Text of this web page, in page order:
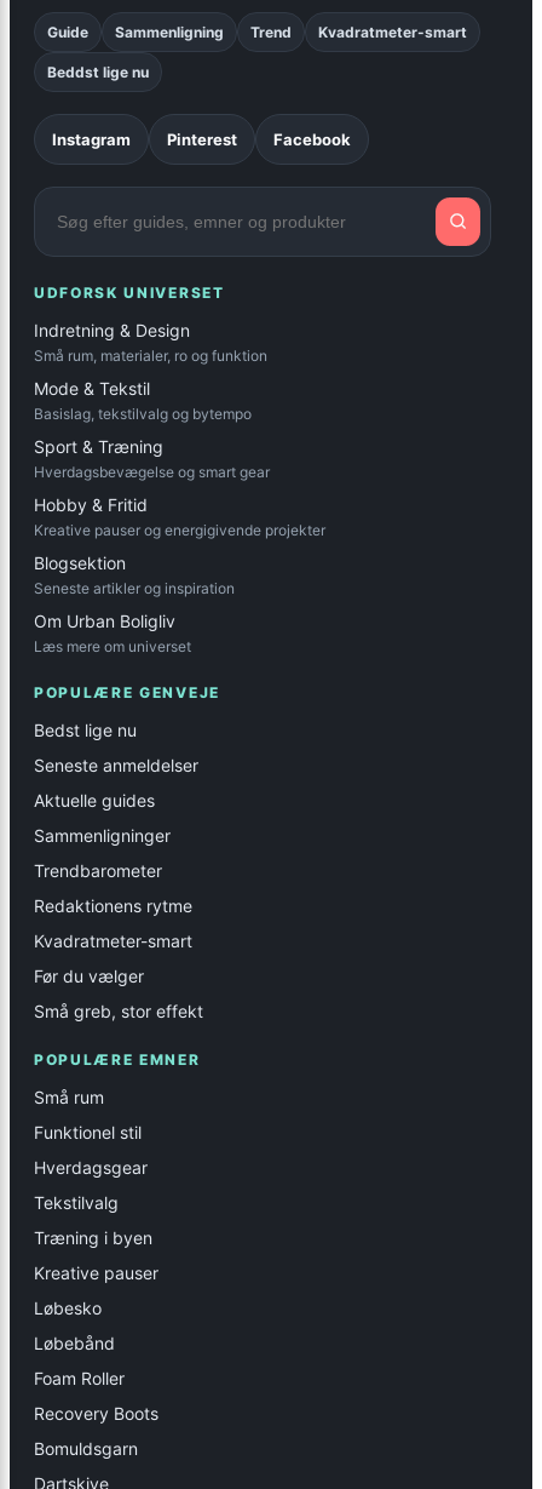
Guide Sammenligning Trend Kvadratmeter-smart
Beddst lige nu
Instagram Pinterest Facebook
UDFORSK UNIVERSET
Indretning & Design
Små rum, materialer, ro og funktion
Mode & Tekstil
Basislag, tekstilvalg og bytempo
Sport & Træning
Hverdagsbevægelse og smart gear
Hobby & Fritid
Kreative pauser og energigivende projekter
Blogsektion
Seneste artikler og inspiration
Om Urban Boligliv
Læs mere om universet
POPULÆRE GENVEJE
Bedst lige nu
Seneste anmeldelser
Aktuelle guides
Sammenligninger
Trendbarometer
Redaktionens rytme
Kvadratmeter-smart
Før du vælger
Små greb, stor effekt
POPULÆRE EMNER
Små rum
Funktionel stil
Hverdagsgear
Tekstilvalg
Træning i byen
Kreative pauser
Løbesko
Løbebånd
Foam Roller
Recovery Boots
Bomuldsgarn
Dartskive